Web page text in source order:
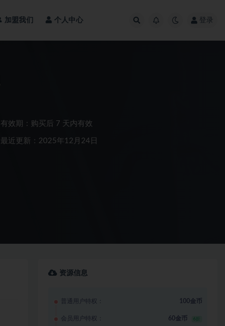
加盟我们 个人中心 登录
有效期：购买后 7 天内有效
最近更新：2025年12月24日
资源信息
普通用户特权： 100金币
会员用户特权： 60金币 6折